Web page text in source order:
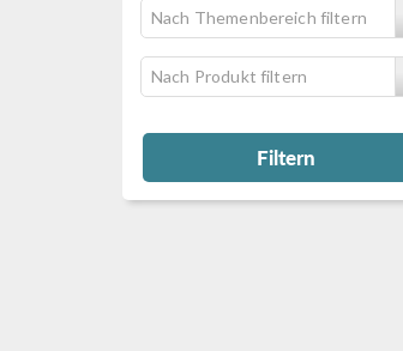
Nach Themenbereich filtern
Nach Produkt filtern
Filtern